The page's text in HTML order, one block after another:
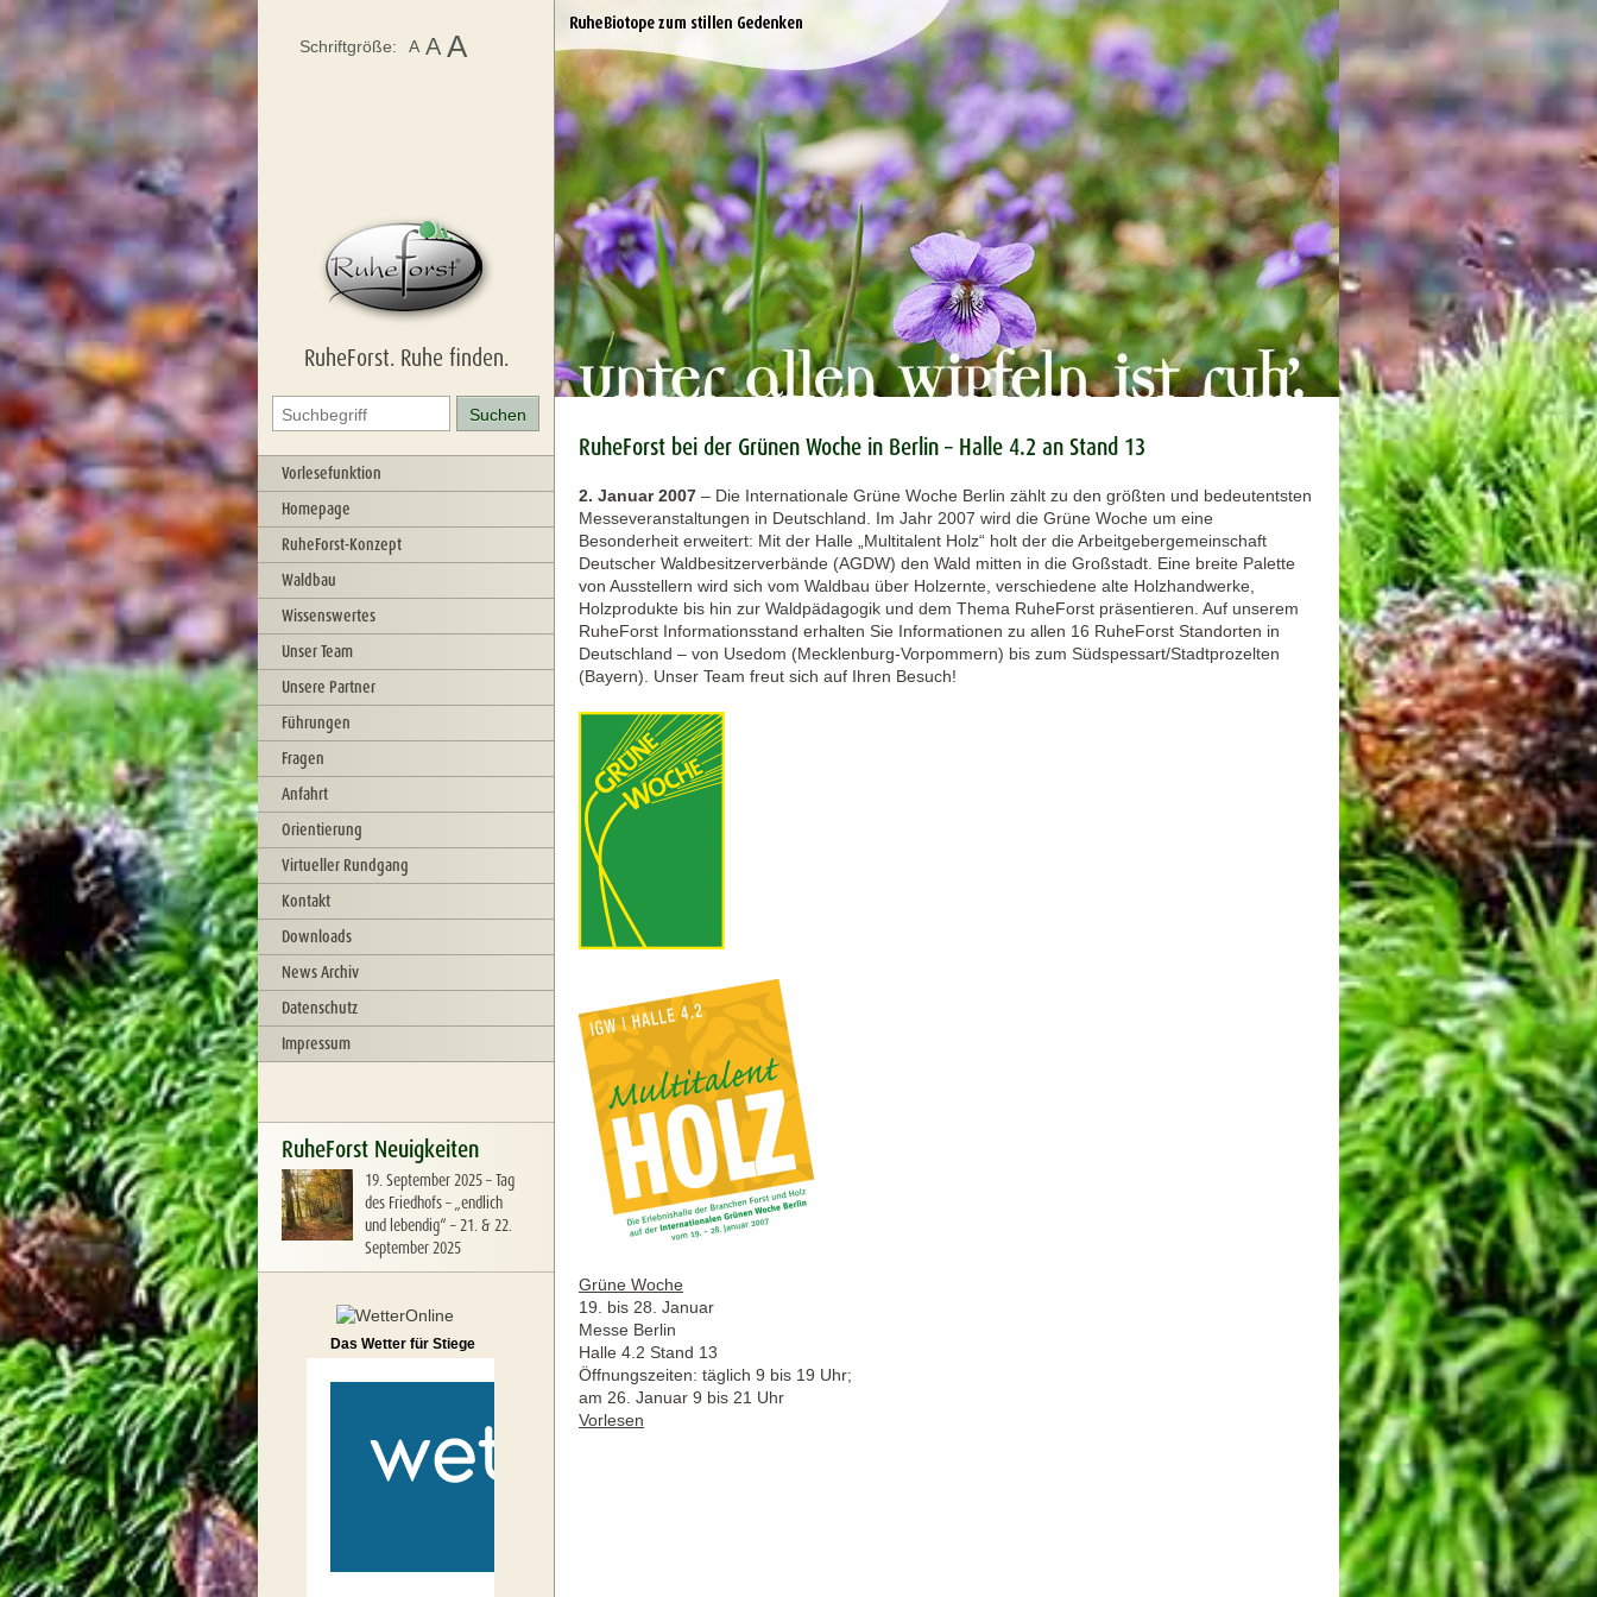
RuheForst. Ruhe finden.
Vorlesefunktion
Homepage
RuheForst-Konzept
Waldbau
Wissenswertes
Unser Team
Unsere Partner
Führungen
Fragen
Anfahrt
Orientierung
Virtueller Rundgang
Kontakt
Downloads
News Archiv
Datenschutz
Impressum
RuheForst Neuigkeiten
19. September 2025–Tag
des Friedhofs – „endlich
und lebendig“ – 21. & 22.
September 2025
Schriftgröße: A A A
Das Wetter für Stiege
RuheForst bei der Grünen Woche in Berlin – Halle 4.2 an Stand 13
2. Januar 2007 – Die Internationale Grüne Woche Berlin zählt zu den größten und bedeutentsten
Messeveranstaltungen in Deutschland. Im Jahr 2007 wird die Grüne Woche um eine
Besonderheit erweitert: Mit der Halle „Multitalent Holz“ holt der die Arbeitgebergemeinschaft
Deutscher Waldbesitzerverbände (AGDW) den Wald mitten in die Großstadt. Eine breite Palette
von Ausstellern wird sich vom Waldbau über Holzernte, verschiedene alte Holzhandwerke,
Holzprodukte bis hin zur Waldpädagogik und dem Thema RuheForst präsentieren. Auf unserem
RuheForst Informationsstand erhalten Sie Informationen zu allen 16 RuheForst Standorten in
Deutschland – von Usedom (Mecklenburg-Vorpommern) bis zum Südspessart/Stadtprozelten
(Bayern). Unser Team freut sich auf Ihren Besuch!
Grüne Woche
19. bis 28. Januar
Messe Berlin
Halle 4.2 Stand 13
Öffnungszeiten: täglich 9 bis 19 Uhr;
am 26. Januar 9 bis 21 Uhr
Vorlesen